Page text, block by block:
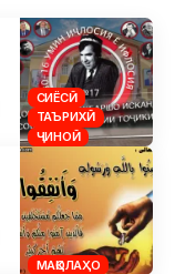
СИЁСӢ
ТАЪРИХӢ
ҶИНОӢ
МАҚОЛАҲО